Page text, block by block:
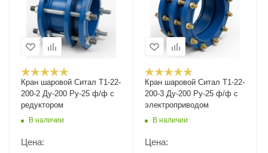
Кран шаровой Cитал T1-22-
200-2 Ду-200 Ру-25 ф/ф с
редуктором
В наличии
Цена:
Кран шаровой Cитал T1-22-
200-3 Ду-200 Ру-25 ф/ф с
электроприводом
В наличии
Цена: